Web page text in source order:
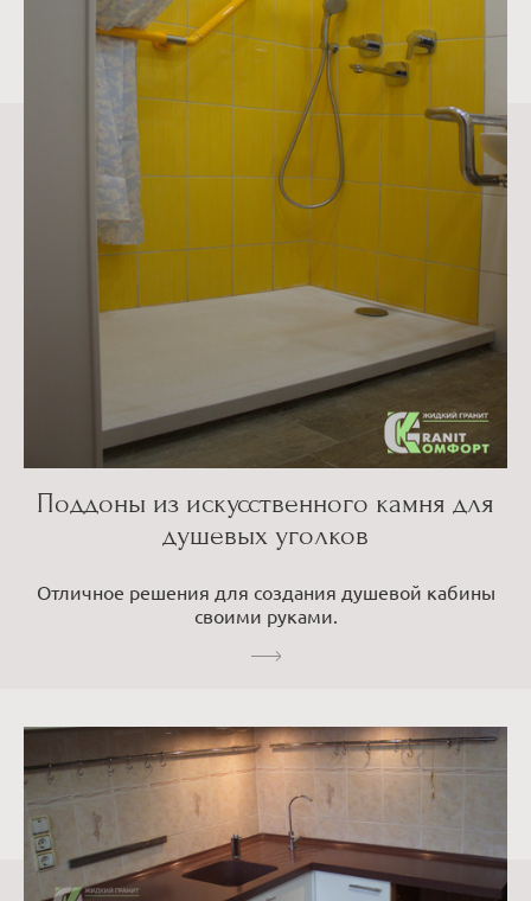
Поддоны из искусственного камня для
душевых уголков
Отличное решения для создания душевой кабины
своими руками.